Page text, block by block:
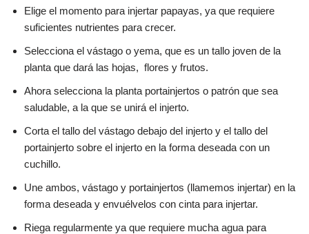
Elige el momento para injertar papayas, ya que requiere
suficientes nutrientes para crecer.
Selecciona el vástago o yema, que es un tallo joven de la
planta que dará las hojas, flores y frutos.
Ahora selecciona la planta portainjertos o patrón que sea
saludable, a la que se unirá el injerto.
Corta el tallo del vástago debajo del injerto y el tallo del
portainjerto sobre el injerto en la forma deseada con un
cuchillo.
Une ambos, vástago y portainjertos (llamemos injertar) en la
forma deseada y envuélvelos con cinta para injertar.
Riega regularmente ya que requiere mucha agua para